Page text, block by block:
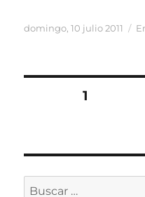
Publicado
domingo, 10 julio 2011
Paginación
entradas
PÁGINA1
Buscar